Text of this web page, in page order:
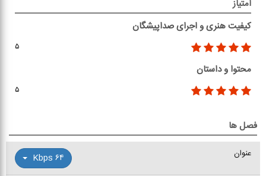
امتیاز
کیفیت هنری و اجرای صداپیشگان
۵
محتوا و داستان
۵
فصل ها
عنوان ۶۴ Kbps